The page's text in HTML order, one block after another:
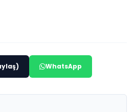
WhatsApp